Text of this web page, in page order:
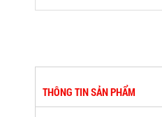
THÔNG TIN SẢN PHẨM